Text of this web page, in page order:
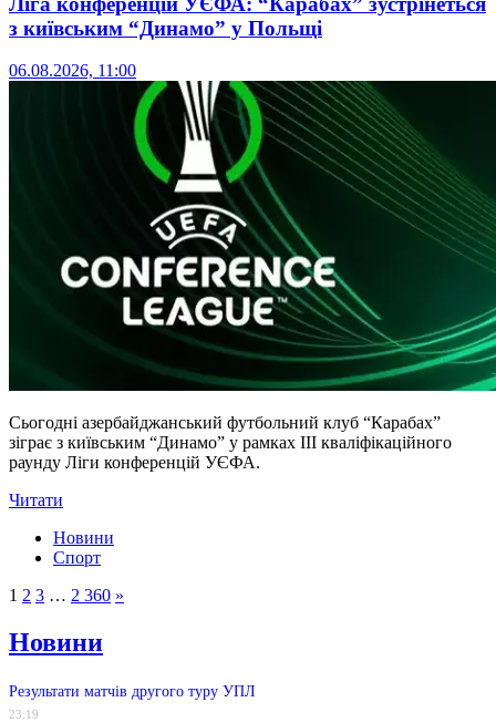
з київським “Динамо” у Польщі
06.08.2026, 11:00
Сьогодні азербайджанський футбольний клуб “Карабах”
зіграє з київським “Динамо” у рамках ІІІ кваліфікаційного
раунду Ліги конференцій УЄФА.
Читати
Новини
Спорт
1 2 3 … 2 360 »
Новини
Результати матчів другого туру УПЛ
23:19